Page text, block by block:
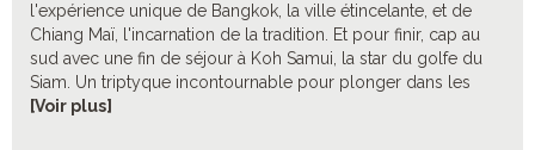
l'expérience unique de Bangkok, la ville étincelante, et de
Chiang Maï, l'incarnation de la tradition. Et pour finir, cap au
sud avec une fin de séjour à Koh Samui, la star du golfe du
Siam. Un triptyque incontournable pour plonger dans les
charmes envoûtants de ce merveilleux pays ! Et pour enrichir
[Voir plus]